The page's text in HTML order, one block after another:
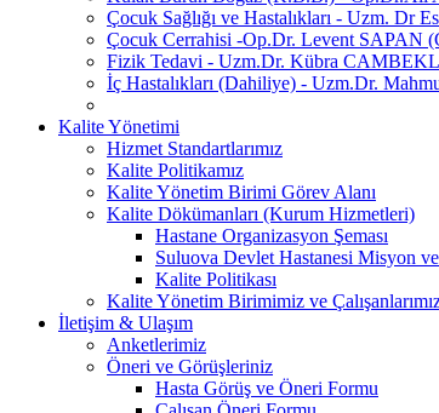
Çocuk Sağlığı ve Hastalıkları - Uzm. Dr
Çocuk Cerrahisi -Op.Dr. Levent SAPAN
Fizik Tedavi - Uzm.Dr. Kübra
İç Hastalıkları (Dahiliye) - Uzm.Dr.
Kalite Yönetimi
Hizmet Standartlarımız
Kalite Politikamız
Kalite Yönetim Birimi Görev Alanı
Kalite Dökümanları (Kurum Hizmetleri)
Hastane Organizasyon Şeması
Suluova Devlet Hastanesi Misyon
Kalite Politikası
Kalite Yönetim Birimimiz ve
İletişim & Ulaşım
Anketlerimiz
Öneri ve Görüşleriniz
Hasta Görüş ve Öneri Formu